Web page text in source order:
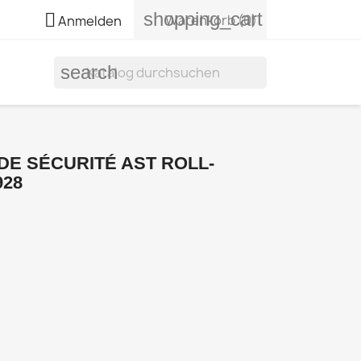
Anmelden shopping_cart
Warenkorb(0)
search
SÉCURITÉ AST ROLL-